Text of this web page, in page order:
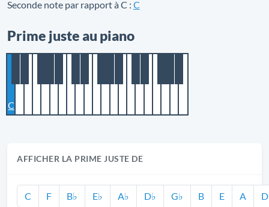
Seconde note par rapport à C : C
Prime juste au piano
C
AFFICHER LA PRIME JUSTE DE
C F B♭ E♭ A♭ D♭ G♭ B E A D